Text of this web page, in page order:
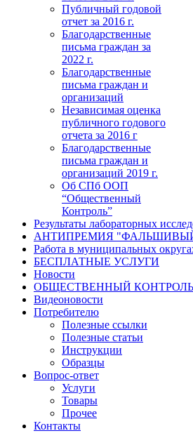
Публичный годовой
отчет за 2016 г.
Благодарственные
письма граждан за
2022 г.
Благодарственные
письма граждан и
организаций
Независимая оценка
публичного годового
отчета за 2016 г
Благодарственные
письма граждан и
организаций 2019 г.
Об СПб ООП
“Общественный
Контроль”
Результаты лабораторных
АНТИПРЕМИЯ
Работа в муниципальных
БЕСПЛАТНЫЕ УСЛУГИ
Новости
ОБЩЕСТВЕННЫЙ
Видеоновости
Потребителю
Полезные ссылки
Полезные статьи
Инструкции
Образцы
Вопрос-ответ
Услуги
Товары
Прочее
Контакты